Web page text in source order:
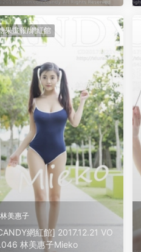
果畫報/網紅館
林美惠子
網紅館] 2017.12.21 VO
林美惠子Mieko